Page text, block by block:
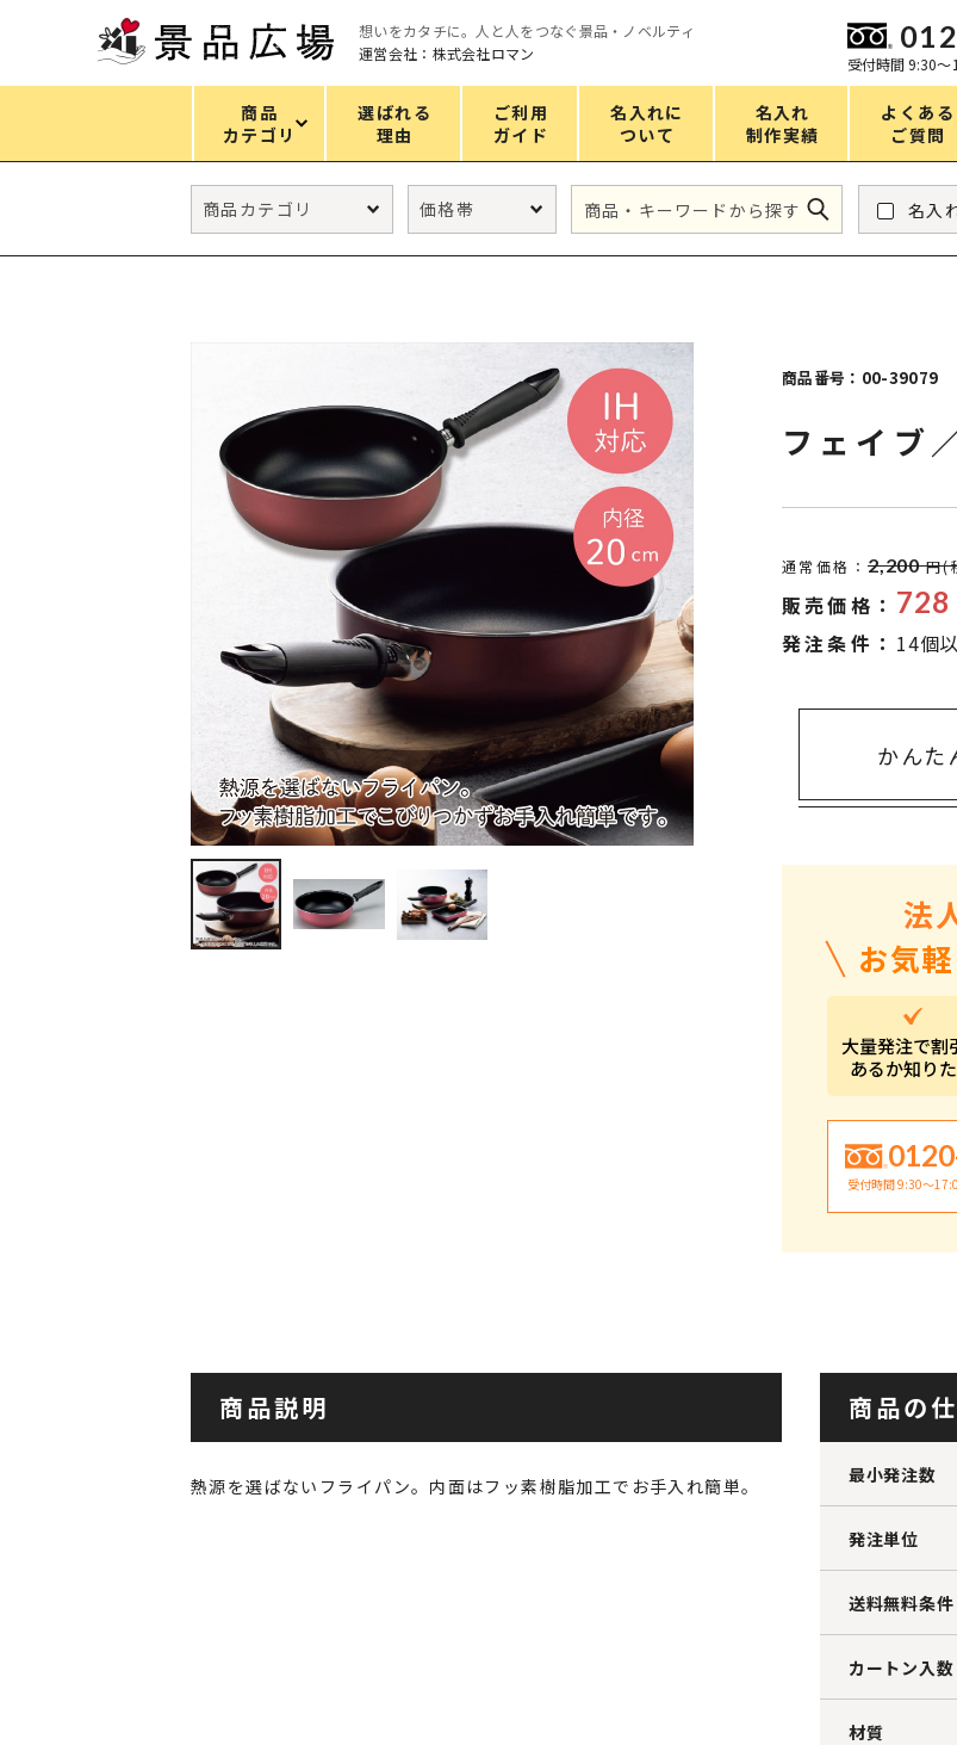
想いをカタチに。人と人をつなぐ景品・ノベルティ
運営会社：株式会社ロマン
受付時間 9:30
商品
カテゴリ
選ばれる
理由
ご利用
ガイド
名入れに
ついて
名入れ
制作実績
よくある
ご質問
カテゴリ
バスグッズ
フェイス&ボディケア スマホ・PCグッズ
防災・防犯グッズ コスメグッズ
ファッション雑貨 食品・スイーツ
ティッシュ・ロール タオル・ハンカチ
傘・レイングッズ
ステーショナリー UVケア
生活雑貨・便利グッズ バッグ&ポーチ
衛生用品特集 キャラクター雑貨
カタログギフト ALL すべてのカテゴリ
価格
151～200円
251～300円
3,000～
5,000円～
名入
商品番号：00-39079
フェイブ
通常価格： 2,200 円(
販売価格： 728
発注条件： 14個
かんた
法
お気
大量発注で割
あるか知り
受付時間 9:30〜
商品説明
熱源を選ばないフライパン。内面はフッ素樹脂加工でお手入れ簡単。
商品の
最小発注数
発注単位
送料無料条件
カートン入数
材質